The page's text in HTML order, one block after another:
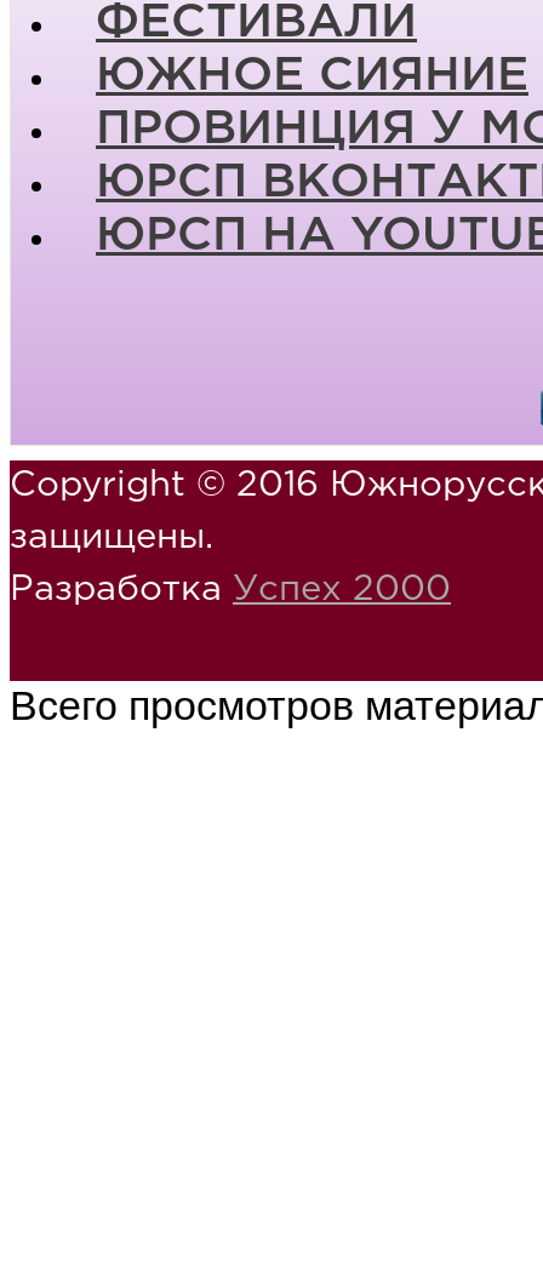
ФЕСТИВАЛИ
ЮЖНОЕ СИЯНИЕ
ПРОВИНЦИЯ У
ЮРСП
ЮРСП НА
Copyright © 2016
защищены.
Разработка Успех 2000
Всего просмотров